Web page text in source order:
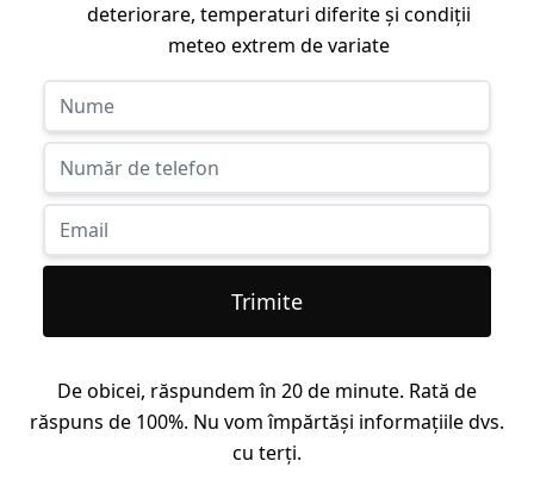
deteriorare, temperaturi diferite și condiții
meteo extrem de variate
Trimite
De obicei, răspundem în 20 de minute. Rată de
răspuns de 100%. Nu vom împărtăși informațiile dvs.
cu terți.